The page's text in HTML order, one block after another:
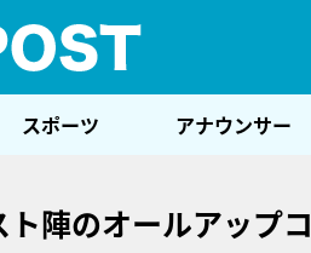
スポーツ アナウンサー
陣のオールアップコ